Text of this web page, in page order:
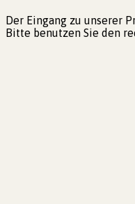
Der Eingang zu unserer
Bitte benutzen Sie den